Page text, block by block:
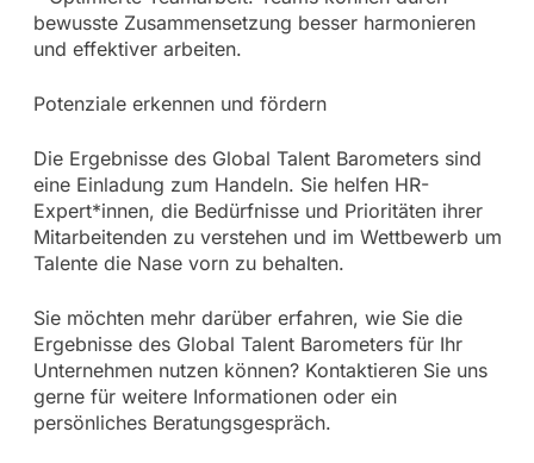
bewusste Zusammensetzung besser harmonieren
und effektiver arbeiten.
Potenziale erkennen und fördern
Die Ergebnisse des Global Talent Barometers sind
eine Einladung zum Handeln. Sie helfen HR-
Expert*innen, die Bedürfnisse und Prioritäten ihrer
Mitarbeitenden zu verstehen und im Wettbewerb um
Talente die Nase vorn zu behalten.
Sie möchten mehr darüber erfahren, wie Sie die
Ergebnisse des Global Talent Barometers für Ihr
Unternehmen nutzen können? Kontaktieren Sie uns
gerne für weitere Informationen oder ein
persönliches Beratungsgespräch.